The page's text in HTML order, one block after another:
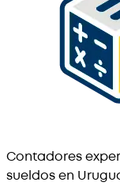
Contadores
sueldos en